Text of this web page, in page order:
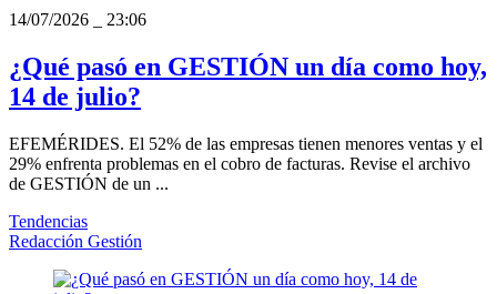
14/07/2026
23:06
¿Qué pasó en GESTIÓN un día como hoy,
14 de julio?
EFEMÉRIDES. El 52% de las empresas tienen menores ventas y el
29% enfrenta problemas en el cobro de facturas. Revise el archivo
de GESTIÓN de un ...
Tendencias
Redacción Gestión